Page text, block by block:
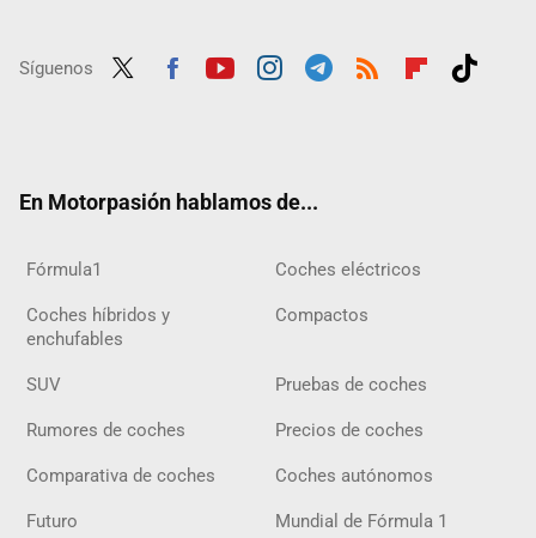
Síguenos
En Motorpasión hablamos de...
Fórmula1 Coches eléctricos
Coches híbridos y
enchufables
Compactos
SUV Pruebas de coches
Rumores de coches Precios de coches
Comparativa de coches Coches autónomos
Futuro Mundial de Fórmula 1